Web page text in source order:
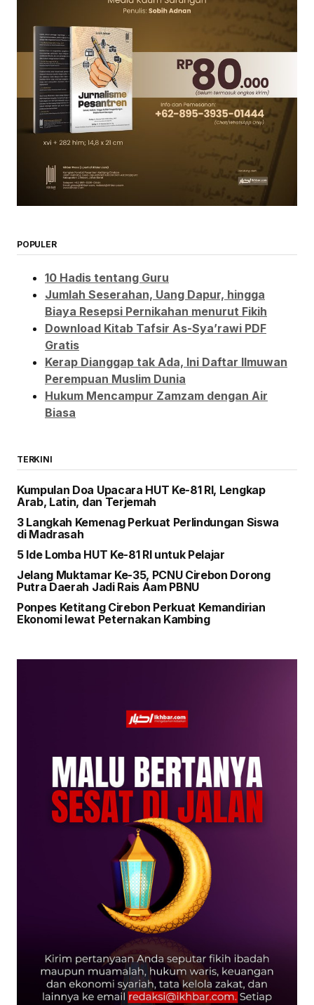
POPULER
10 Hadis tentang Guru
Jumlah Seserahan, Uang Dapur, hingga
Biaya Resepsi Pernikahan menurut Fikih
Download Kitab Tafsir As-Sya’rawi PDF
Gratis
Kerap Dianggap tak Ada, Ini Daftar Ilmuwan
Perempuan Muslim Dunia
Hukum Mencampur Zamzam dengan Air
Biasa
TERKINI
Kumpulan Doa Upacara HUT Ke-81 RI, Lengkap
Arab, Latin, dan Terjemah
3 Langkah Kemenag Perkuat Perlindungan Siswa
di Madrasah
5 Ide Lomba HUT Ke-81 RI untuk Pelajar
Jelang Muktamar Ke-35, PCNU Cirebon Dorong
Putra Daerah Jadi Rais Aam PBNU
Ponpes Ketitang Cirebon Perkuat Kemandirian
Ekonomi lewat Peternakan Kambing